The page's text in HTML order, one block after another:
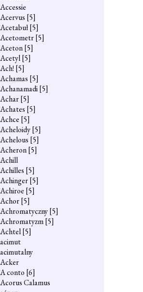
Accessie
Acervus [5]
Acetabuł[5]
Acetometr[5]
Aceton[5]
Acetyl[5]
Ach! [5]
Achamas [5]
Achanamadi[5]
Achar[5]
Achates [5]
Achce [5]
Acheloidy[5]
Achelous [5]
Acheron[5]
Achill
Achilles [5]
Achinger[5]
Achiroe [5]
Achor[5]
Achromatyczny[5]
Achromatyzm[5]
Achtel[5]
acimut
acimutalny
Acker
A conto [6]
Acorus Calamus